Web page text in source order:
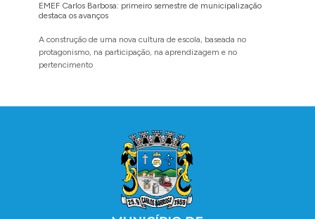
EMEF Carlos Barbosa: primeiro semestre de municipalização
destaca os avanços
A construção de uma nova cultura de escola, baseada no
protagonismo, na participação, na aprendizagem e no
pertencimento